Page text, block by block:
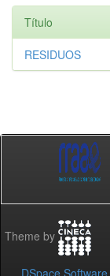
Título
RESIDUOS
Theme by
DSpace Software